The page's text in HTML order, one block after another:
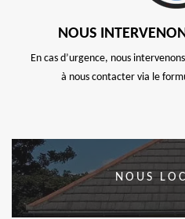
NOUS
En cas d’urgence, nous
à nous contacter via le
NOUS